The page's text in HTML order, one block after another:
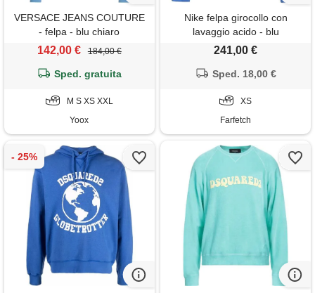
VERSACE JEANS COUTURE
- felpa - blu chiaro
142,00 € 184,00 €
Sped. gratuita
M S XS XXL
Yoox
Nike felpa girocollo con
lavaggio acido - blu
241,00 €
Sped. 18,00 €
XS
Farfetch